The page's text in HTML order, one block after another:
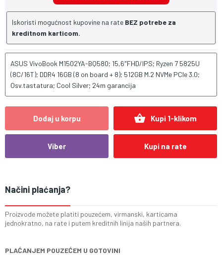
Iskoristi mogućnost kupovine na rate BEZ potrebe za
kreditnom karticom.
ASUS VivoBook M1502YA-BQ580; 15,6"FHD/IPS; Ryzen 7 5825U
(8C/16T); DDR4 16GB (8 on board + 8); 512GB M.2 NVMe PCIe 3.0;
Osv.tastatura; Cool Silver; 24m garancija
Dodaj u korpu shopping_basket Kupi 1-klikom
Viber Kupi na rate
Načini plaćanja?
Proizvode možete platiti pouzećem, virmanski, karticama
jednokratno, na rate i putem kreditnih linija naših partnera.
PLAĆANJEM POUZEĆEM U GOTOVINI